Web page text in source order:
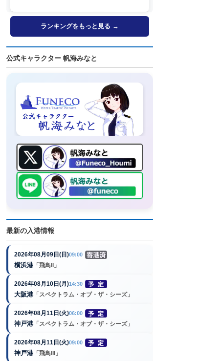
ランキングをもっと見る →
公式キャラクター 帆海みなと
最新の入港情報
2026年08月09日(日)09:00
横浜港 「飛鳥II」
2026年08月10日(月)14:30
大阪港 「スペクトラム・オブ・ザ・シーズ」
2026年08月11日(火)06:00
神戸港 「スペクトラム・オブ・ザ・シーズ」
2026年08月11日(火)09:00
神戸港 「飛鳥III」